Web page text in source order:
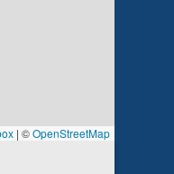
| ©OpenStreetMap